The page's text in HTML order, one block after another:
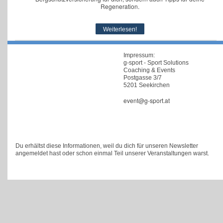
Regeneration.
Weiterlesen!
Impressum:
g-sport - Sport Solutions
Coaching & Events
Postgasse 3/7
5201 Seekirchen
event@g-sport.at
Du erhältst diese Informationen, weil du dich für unseren Newsletter
angemeldet hast oder schon einmal Teil unserer Veranstaltungen warst.